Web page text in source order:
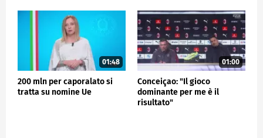
"unicamente a vantaggio di Facebook Marketplace".
Meta ha annunciato ricorso sostenendo che "la
decisione della Commissione europea non fornisce
alcuna prova di danno competitivo ai rivali o di
alcun danno ai consumatori".
01:48
200 mln per caporalato si
tratta su nomine Ue
01:00
Conceiçao: "Il gioco
dominante per me è il
risultato"